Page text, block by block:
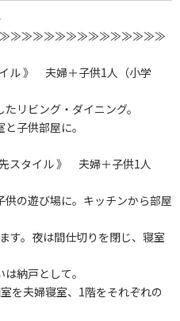
ル 》 夫婦＋子供1人（小学
リビング・ダイニング。
子供部屋に。
スタイル 》 夫婦＋子供1人
の遊び場に。キッチンから部屋
す。夜は間仕切りを閉じ、寝室
納戸として。
を夫婦寝室、1階をそれぞれの